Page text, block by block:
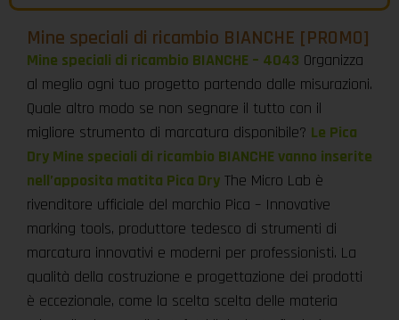
Mine speciali di ricambio BIANCHE [PROMO]
Mine speciali di ricambio BIANCHE – 4043 Organizza
al meglio ogni tuo progetto partendo dalle misurazioni.
Quale altro modo se non segnare il tutto con il
migliore strumento di marcatura disponibile? Le Pica
Dry Mine speciali di ricambio BIANCHE vanno inserite
nell’apposita matita Pica Dry The Micro Lab è
rivenditore ufficiale del marchio Pica – Innovative
marking tools, produttore tedesco di strumenti di
marcatura innovativi e moderni per professionisti. La
qualità della costruzione e progettazione dei prodotti
è eccezionale, come la scelta scelta delle materia